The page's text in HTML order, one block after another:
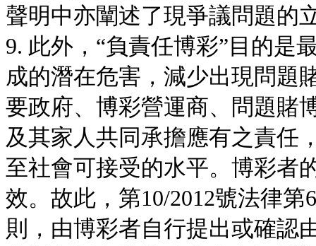
聲明中亦闡述了現爭議問題的
9. 此外，“負責任博彩”目的是
成的潛在危害，減少出現問題
要政府、博彩營運商、問題賭
及其家人共同承擔應有之責任
至社會可接受的水平。博彩者
效。故此，第10/2012號法律
則，由博彩者自行提出或確認